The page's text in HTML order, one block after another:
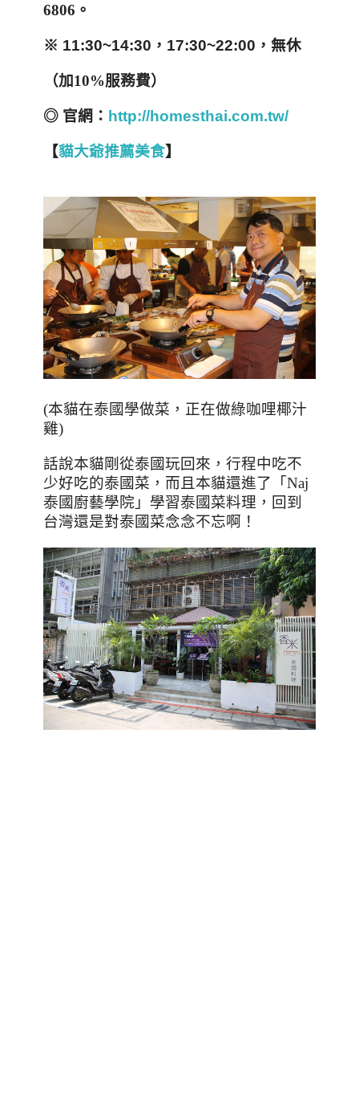
6806 。
※ 11:30~14:30，17:30~22:00，無休
（加10%服務費）
◎ 官網： http://homesthai.com.tw/
【貓大爺推薦美食】
(本貓在泰國學做菜，正在做綠咖哩椰汁
雞)
話說本貓剛從泰國玩回來，行程中吃不
少好吃的泰國菜，而且本貓還進了「Naj
泰國廚藝學院」學習泰國菜料理，回到
台灣還是對泰國菜念念不忘啊！